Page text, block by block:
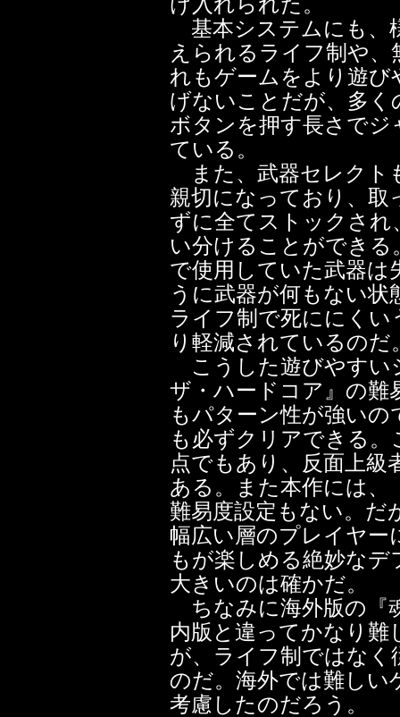
基本システムにも、
えられるライフ制や
れもゲームをより遊
げないことだが、多
ボタンを押す長さで
ている。
また、武器セレクト
親切になっており、取
ずに全てストックされ
い分けることができ
で使用していた武器
うに武器が何もない
ライフ制で死ににく
り軽減されているのだ
こうした遊びやすい
ザ・ハードコア』の難
もパターン性が強い
も必ずクリアできる
点でもあり、反面上級
ある。また本作には、
難易度設定もない。だ
幅広い層のプレイヤー
もが楽しめる絶妙な
大きいのは確かだ。
ちなみに海外版の『
内版と違ってかなり難
が、ライフ制ではなく
のだ。海外では難しい
考慮したのだろう。